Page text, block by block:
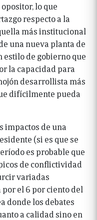
lo que
respecto a la
más institucional
una nueva planta de
estilo de gobierno que
la capacidad para
desarrollista más
difícilmente pueda
impactos de una
(si es que se
es probable que
de conflictividad
variadas
el 6 por ciento del
donde los debates
a calidad sino en